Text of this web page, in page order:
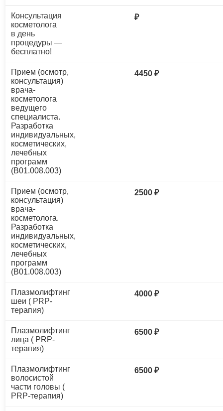
Консультация
косметолога
в день
процедуры —
бесплатно!
₽
Прием (осмотр,
консультация)
врача-
косметолога
ведущего
специалиста.
Разработка
индивидуальных,
косметических,
лечебных
программ
(B01.008.003)
4450 ₽
Прием (осмотр,
консультация)
врача-
косметолога.
Разработка
индивидуальных,
косметических,
лечебных
программ
(B01.008.003)
2500 ₽
Плазмолифтинг
шеи ( PRP-
терапия)
4000 ₽
Плазмолифтинг
лица ( PRP-
терапия)
6500 ₽
Плазмолифтинг
волосистой
части головы (
PRP-терапия)
6500 ₽